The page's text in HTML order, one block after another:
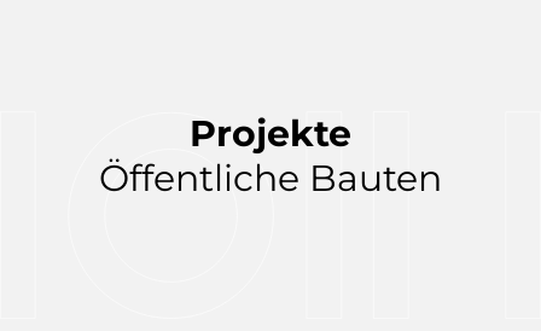
Projekte
Öffentliche Bauten